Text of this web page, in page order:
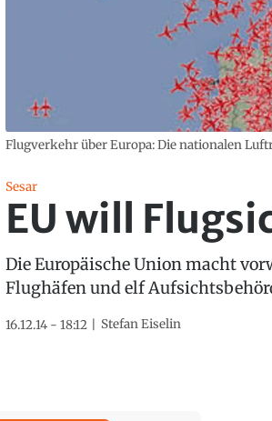
Flugverkehr über Europa: Die nationalen
Sesar
EU will
Die Europäische Union macht
Flughäfen und elf
16.12.14 - 18:12 Stefan Eiselin